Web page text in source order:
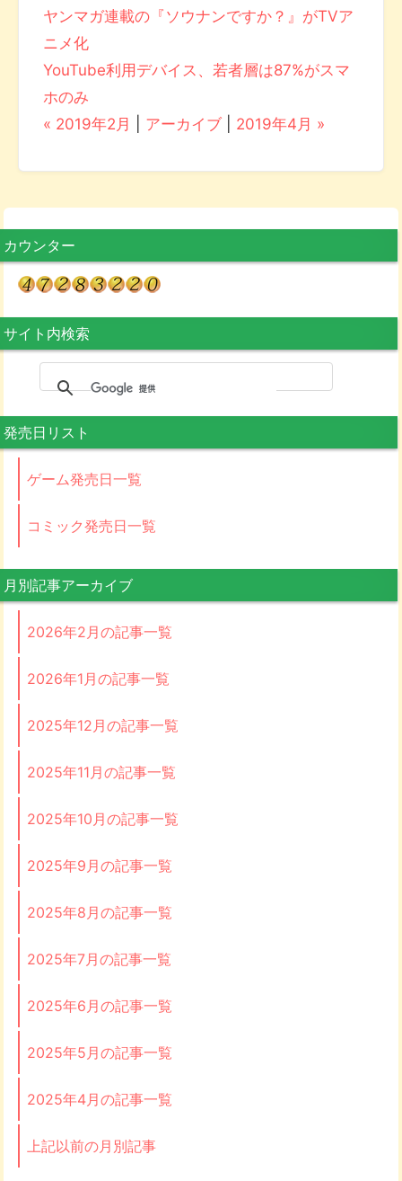
ヤンマガ連載の『ソウナンですか？』がTVア
ニメ化
YouTube利用デバイス、若者層は87%がスマ
ホのみ
« 2019年2月
アーカイブ 2019年4月 »
カウンター
サイト内検索
発売日リスト
ゲーム発売日一覧
コミック発売日一覧
月別記事アーカイブ
2026年2月の記事一覧
2026年1月の記事一覧
2025年12月の記事一覧
2025年11月の記事一覧
2025年10月の記事一覧
2025年9月の記事一覧
2025年8月の記事一覧
2025年7月の記事一覧
2025年6月の記事一覧
2025年5月の記事一覧
2025年4月の記事一覧
上記以前の月別記事